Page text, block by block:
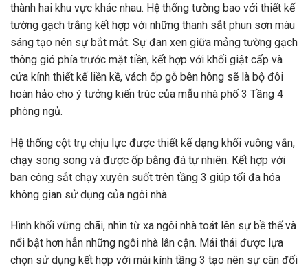
thành hai khu vực khác nhau. Hệ thống tường bao với thiết kế
tường gạch trắng kết hợp với những thanh sắt phun sơn màu
sáng tạo nên sự bắt mắt. Sự đan xen giữa mảng tường gạch
thông gió phía trước mặt tiền, kết hợp với khối giật cấp và
cửa kính thiết kế liền kề, vách ốp gỗ bên hông sẽ là bộ đôi
hoàn hảo cho ý tưởng kiến ​​trúc của mẫu nhà phố 3 Tầng 4
phòng ngủ.
Hệ thống cột trụ chịu lực được thiết kế dạng khối vuông vắn,
chạy song song và được ốp bằng đá tự nhiên. Kết hợp với
ban công sắt chạy xuyên suốt trên tầng 3 giúp tối đa hóa
không gian sử dụng của ngôi nhà.
Hình khối vững chãi, nhìn từ xa ngôi nhà toát lên sự bề thế và
nổi bật hơn hẳn những ngôi nhà lân cận. Mái thái được lựa
chọn sử dụng kết hợp với mái kính tầng 3 tạo nên sự cân đối